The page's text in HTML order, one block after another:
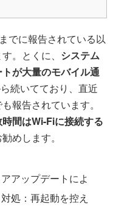
でに報告されている以
。とくに、 システム
が大量のモバイル通
続いてており、直近
報告されています。
間はWi-Fiに接続する
めします。
アップデートによ
処：再起動を控え